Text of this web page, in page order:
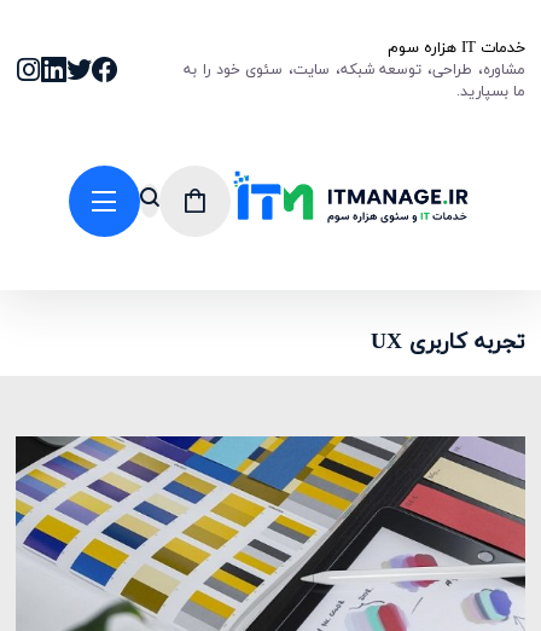
خدمات IT هزاره سوم
مشاوره، طراحی، توسعه شبکه، سایت، سئوی خود را به
ما بسپارید.
تجربه کاربری UX